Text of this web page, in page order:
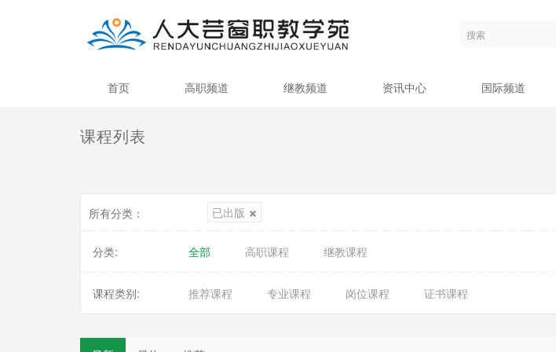
首页 高职频道 继教频道 资讯中心 国际频道
课程列表
所有分类： 已出版
分类: 全部 高职课程 继教课程
课程类别: 推荐课程 专业课程 岗位课程 证书课程